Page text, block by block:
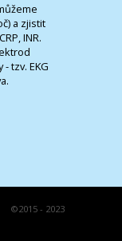
a zjistit
INR.
tzv. EKG
©2015 - 2023